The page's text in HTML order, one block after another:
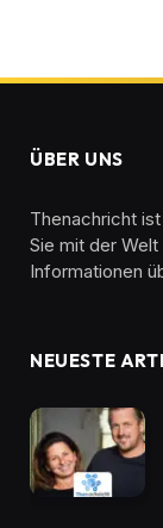
ÜBER UNS
Thenachricht
Sie mit der Welt
Informationen
NEUESTE